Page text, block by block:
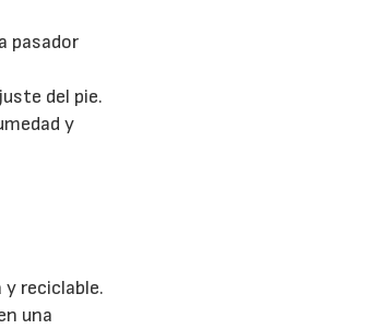
pasador
del pie.
y
reciclable.
una